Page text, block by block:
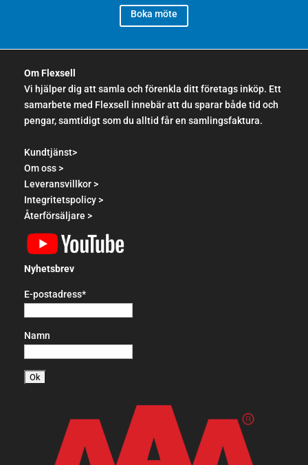
Boka möte
Om Flexsell
Vi hjälper dig att samla och förenkla ditt företags inköp. Ett
samarbete med Flexsell innebär att du sparar både tid och
pengar, samtidigt som du alltid får en samlingsfaktura.
Kundtjänst>
Om oss >
Leveransvillkor >
Integritetspolicy >
Återförsäljare >
Nyhetsbrev
E-postadress*
Namn